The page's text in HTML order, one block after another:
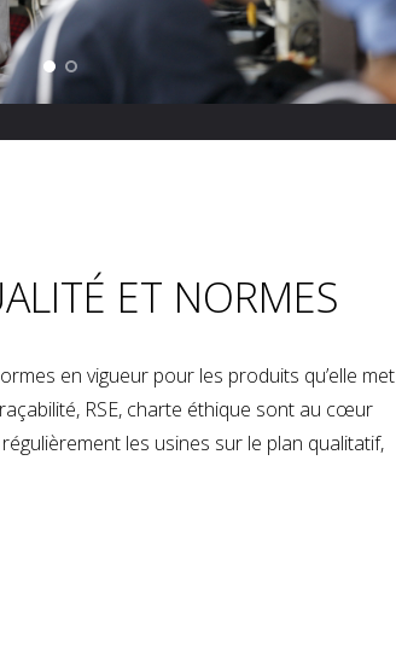
ET NORMES
en vigueur pour les produits qu’elle met
RSE, charte éthique sont au cœur
les usines sur le plan qualitatif,